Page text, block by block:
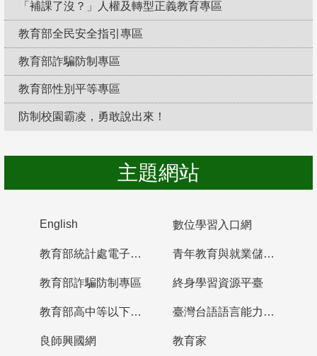
「補課了沒？」人權及轉型正義教育專區
教育部全民安全指引專區
教育部詐騙防制專區
教育部性別平等專區
防制校園霸凌，勇敢說出來！
主題網站
English 數位學習入口網
教育部統計處電子書櫃 青年教育與就業儲蓄帳戶
教育部詐騙防制專區 終身學習資源平臺
教育部高中等以下學校及幼兒園教師資格檢定考試 臺灣台語語言能力認證網站
良師興國網
教育家